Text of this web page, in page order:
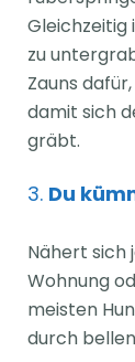
Gleichzeitig
zu
Zauns
damit sich
gräbt.
3. Du
Nähert sich
Wohnung
meisten
durch